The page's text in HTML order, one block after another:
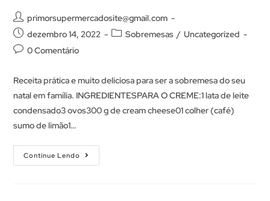
primorsupermercadosite@gmail.com
dezembro 14, 2022
Sobremesas / Uncategorized
0 Comentário
Receita prática e muito deliciosa para ser a sobremesa do seu
natal em família. INGREDIENTESPARA O CREME:1 lata de leite
condensado3 ovos300 g de cream cheese01 colher (café)
sumo de limão1…
Continue Lendo